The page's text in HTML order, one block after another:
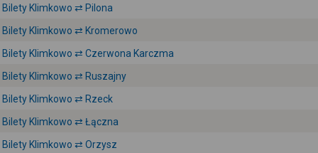
Bilety Klimkowo ⇄ Pilona
Bilety Klimkowo ⇄ Kromerowo
Bilety Klimkowo ⇄ Czerwona Karczma
Bilety Klimkowo ⇄ Ruszajny
Bilety Klimkowo ⇄ Rzeck
Bilety Klimkowo ⇄ Łączna
Bilety Klimkowo ⇄ Orzysz